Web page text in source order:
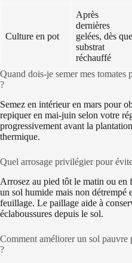
Culture en pot
Après
dernières
gelées, dès que
substrat
réchauffé
Quand dois-je semer mes tomates
?
Semez en intérieur en mars pour
repiquer en mai-juin selon votre
progressivement avant la
thermique.
Quel arrosage privilégier pour
Arrosez au pied tôt le matin ou en
un sol humide mais non détrempé
feuillage. Le paillage aide à
éclaboussures depuis le sol.
Comment améliorer un sol pauvre
?